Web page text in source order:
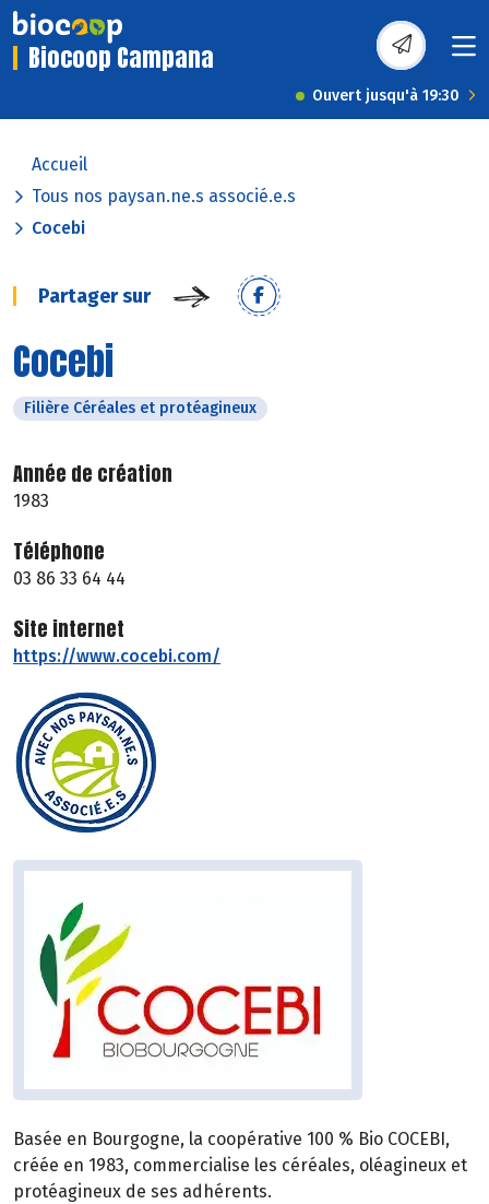
Biocoop Campana
Ouvert jusqu'à 19:30
Accueil
Tous nos paysan.ne.s associé.e.s
Cocebi
Partager sur
Cocebi
Filière Céréales et protéagineux
Année de création
1983
Téléphone
03 86 33 64 44
Site internet
https://www.cocebi.com/
Basée en Bourgogne, la coopérative 100 % Bio COCEBI,
créée en 1983, commercialise les céréales, oléagineux et
protéagineux de ses adhérents.